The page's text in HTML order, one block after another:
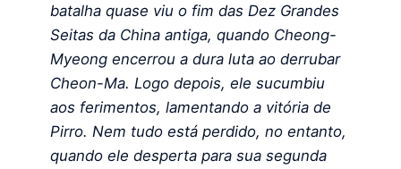
batalha quase viu o fim das Dez Grandes
Seitas da China antiga, quando Cheong-
Myeong encerrou a dura luta ao derrubar
Cheon-Ma. Logo depois, ele sucumbiu
aos ferimentos, lamentando a vitória de
Pirro. Nem tudo está perdido, no entanto,
quando ele desperta para sua segunda